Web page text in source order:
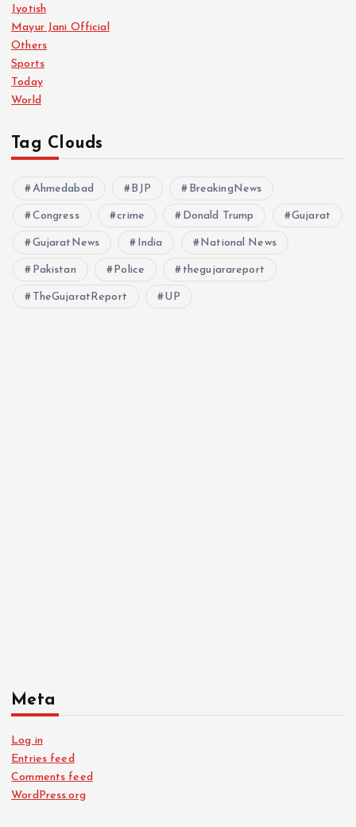
Jyotish
Mayur Jani Official
Others
Sports
Today
World
Tag Clouds
Ahmedabad BJP BreakingNews
Congress crime Donald Trump Gujarat
GujaratNews India National News
Pakistan Police thegujarareport
TheGujaratReport UP
Meta
Log in
Entries feed
Comments feed
WordPress.org